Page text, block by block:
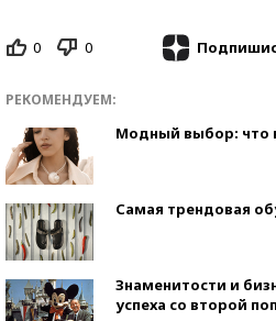
0 0
РЕКОМЕНДУЕМ:
Модный выбор: что
Самая трендовая
Знаменитости и
успеха со второй